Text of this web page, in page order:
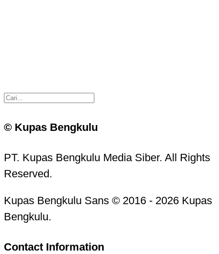
© Kupas Bengkulu
PT. Kupas Bengkulu Media Siber. All Rights
Reserved.
Kupas Bengkulu Sans © 2016 - 2026 Kupas
Bengkulu.
Contact Information